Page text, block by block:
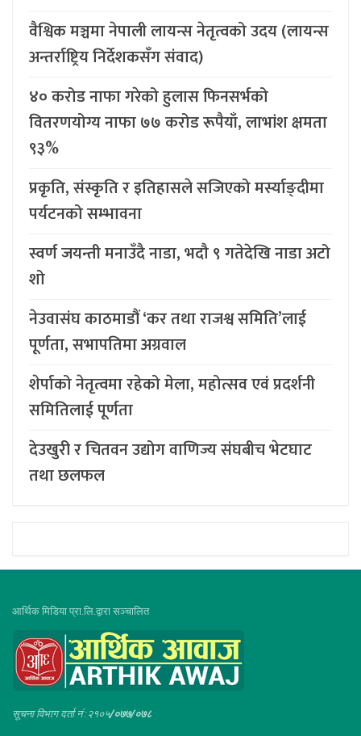
वैश्विक मञ्चमा नेपाली लायन्स नेतृत्वको उदय (लायन्स
अन्तर्राष्ट्रिय निर्देशकसँग संवाद)
४० करोड नाफा गरेको हुलास फिनसर्भको
वितरणयोग्य नाफा ७७ करोड रूपैयाँ, लाभांश क्षमता
९३%
प्रकृति, संस्कृति र इतिहासले सजिएको मर्स्याङ्दीमा
पर्यटनको सम्भावना
स्वर्ण जयन्ती मनाउँदै नाडा, भदौ ९ गतेदेखि नाडा अटो
शो
नेउवासंघ काठमाडौं ‘कर तथा राजश्व समिति’लाई
पूर्णता, सभापतिमा अग्रवाल
शेर्पाको नेतृत्वमा रहेको मेला, महोत्सव एवं प्रदर्शनी
समितिलाई पूर्णता
देउखुरी र चितवन उद्योग वाणिज्य संघबीच भेटघाट
तथा छलफल
आर्थिक मिडिया प्रा.लि.द्वारा सञ्चालित
सूचना विभाग दर्ता नं :२१०५/०७७/०७८